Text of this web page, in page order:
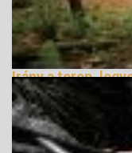
Irány a terep,
vagy terepfutás
162867 Nézetek